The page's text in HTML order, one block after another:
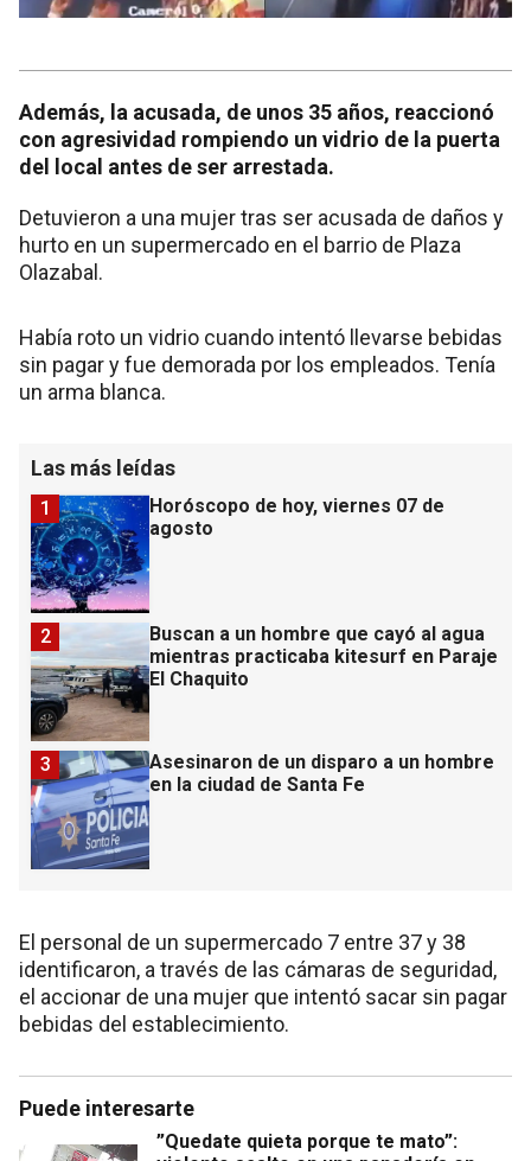
Además, la acusada, de unos 35 años, reaccionó
con agresividad rompiendo un vidrio de la puerta
del local antes de ser arrestada.
Detuvieron a una mujer tras ser acusada de daños y
hurto en un supermercado en el barrio de Plaza
Olazabal.
Había roto un vidrio cuando intentó llevarse bebidas
sin pagar y fue demorada por los empleados. Tenía
un arma blanca.
Las más leídas
Horóscopo de hoy, viernes 07 de
agosto
1
Buscan a un hombre que cayó al agua
mientras practicaba kitesurf en Paraje
El Chaquito
2
Asesinaron de un disparo a un hombre
en la ciudad de Santa Fe
3
El personal de un supermercado 7 entre 37 y 38
identificaron, a través de las cámaras de seguridad,
el accionar de una mujer que intentó sacar sin pagar
bebidas del establecimiento.
Puede interesarte
”Quedate quieta porque te mato”: